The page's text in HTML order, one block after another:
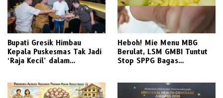
Bupati Gresik Himbau
Kepala Puskesmas Tak Jadi
‘Raja Kecil’ dalam
Heboh! Mie Menu MBG
Berulat, LSM GMBI Tuntut
Stop SPPG Bagas